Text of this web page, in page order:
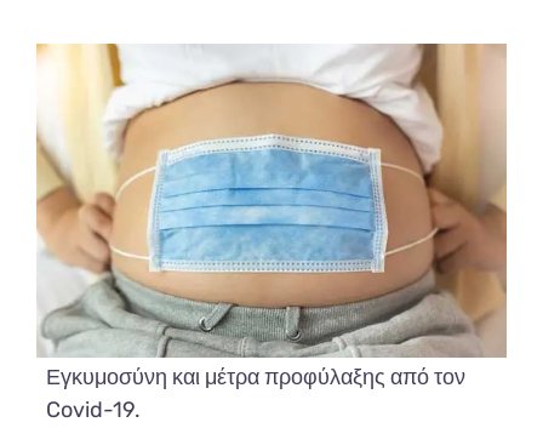
Εγκυμοσύνη και μέτρα προφύλαξης από τον
Covid-19.